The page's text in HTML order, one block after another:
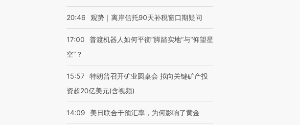
20:46 观势｜离岸信托90天补税窗口期疑问
17:00
普渡机器人如何平衡“脚踏实地”与“仰望星
空”？
15:57 特朗普召开矿业圆桌会 拟向关键矿产投
资超20亿美元(含视频)
14:09 美日联合干预汇率，为何影响了黄金